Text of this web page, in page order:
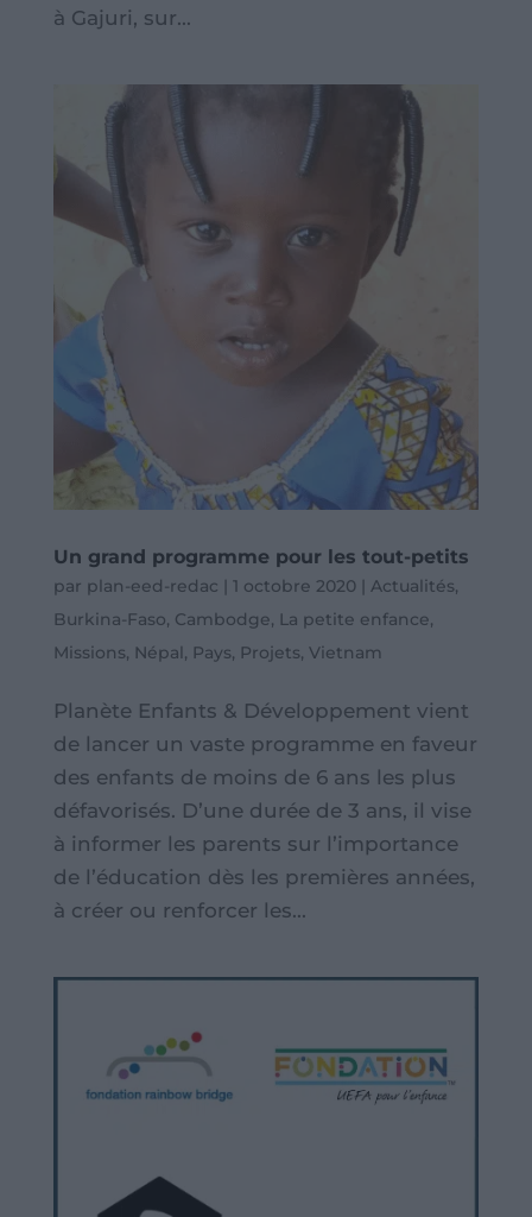
à Gajuri, sur...
Un grand programme pour les tout-petits
par plan-eed-redac | 1 octobre 2020| Actualités,
Burkina-Faso, Cambodge, La petite enfance,
Missions, Népal, Pays, Projets, Vietnam
Planète Enfants & Développement vient
de lancer un vaste programme en faveur
des enfants de moins de 6 ans les plus
défavorisés. D’une durée de 3 ans, il vise
à informer les parents sur l’importance
de l’éducation dès les premières années,
à créer ou renforcer les...